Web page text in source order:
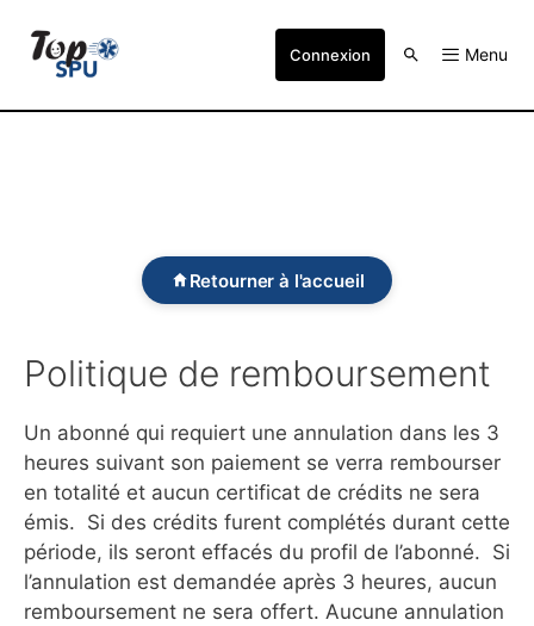
Connexion Menu
Retourner à l'accueil
Politique de remboursement
Un abonné qui requiert une annulation dans les 3
heures suivant son paiement se verra rembourser
en totalité et aucun certificat de crédits ne sera
émis. Si des crédits furent complétés durant cette
période, ils seront effacés du profil de l’abonné. Si
l’annulation est demandée après 3 heures, aucun
remboursement ne sera offert. Aucune annulation